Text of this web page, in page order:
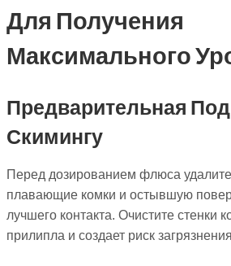
Для Получения
Максимального
Предварительная
Скимингу
Перед дозированием флюса
плавающие комки и остывшую
лучшего контакта. Очистите стенки
прилипла и создает риск